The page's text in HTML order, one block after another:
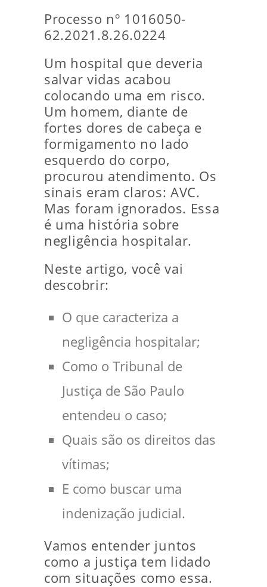
Processo nº 1016050-
62.2021.8.26.0224
Um hospital que deveria
salvar vidas acabou
colocando uma em risco.
Um homem, diante de
fortes dores de cabeça e
formigamento no lado
esquerdo do corpo,
procurou atendimento. Os
sinais eram claros: AVC.
Mas foram ignorados. Essa
é uma história sobre
negligência hospitalar.
Neste artigo, você vai
descobrir:
O que caracteriza a
negligência hospitalar;
Como o Tribunal de
Justiça de São Paulo
entendeu o caso;
Quais são os direitos das
vítimas;
E como buscar uma
indenização judicial.
Vamos entender juntos
como a justiça tem lidado
com situações como essa.